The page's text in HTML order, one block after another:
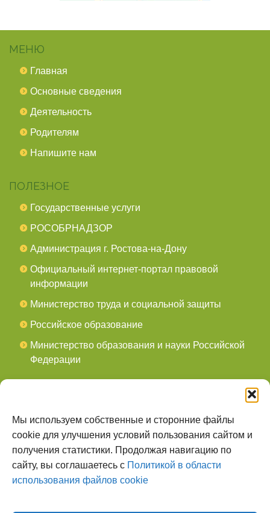
Мы используем собственные и сторонние файлы
cookie для улучшения условий пользования сайтом и
получения статистики. Продолжая навигацию по
сайту, вы соглашаетесь с Политикой в области
использования файлов cookie
МЕНЮ
Главная
Основные сведения
Деятельность
Родителям
Напишите нам
ПОЛЕЗНОЕ
Государственные услуги
РОСОБРНАДЗОР
Администрация г. Ростова-на-Дону
Официальный интернет-портал правовой
информации
Министерство труда и социальной защиты
Российское образование
Министерство образования и науки Российской
Федерации
мы в Контакте
О НАС